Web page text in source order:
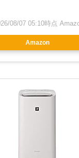
08/07 05:10時点
Amazon